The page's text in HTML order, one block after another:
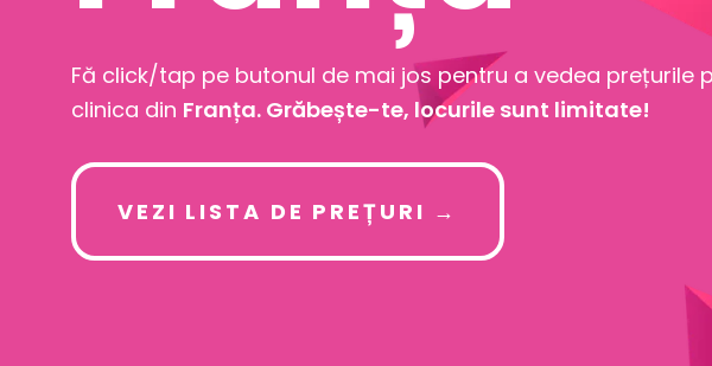
Fă click/tap pe butonul de mai jos pentru a vedea prețurile
clinica din Franța. Grăbește-te, locurile sunt limitate!
VEZI LISTA DE PREȚURI →